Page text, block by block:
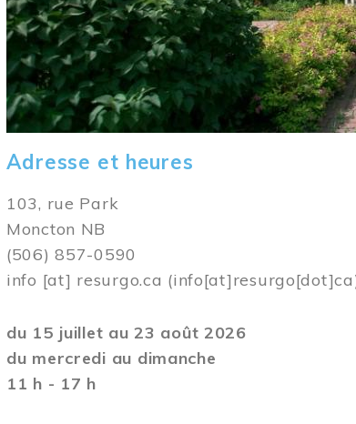
Adresse et heures
103, rue Park
Moncton NB
(506) 857-0590
info [at] resurgo.ca
du 15 juillet au 23 août 2026
du mercredi au dimanche
11 h - 17 h